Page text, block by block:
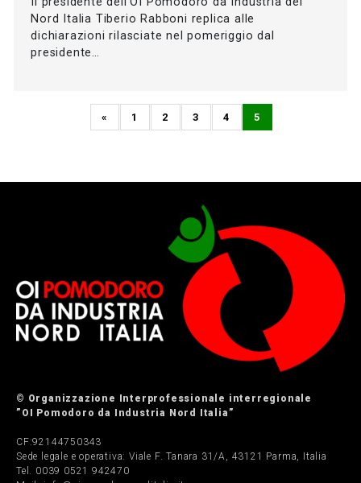
Nord Italia Tiberio Rabboni replica alle
dichiarazioni rilasciate nel pomeriggio dal
presidente…
« 1 2 3 4 5
© Organizzazione Interprofessionale interregionale
”OI Pomodoro da Industria Nord Italia”
CF:92144750343
Sede legale e operativa: Viale F. Tanara 31/A, 43121 Parma, Italia
Tel. 0039 0521 942470